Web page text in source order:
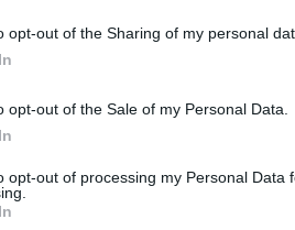
opt-out of the Sharing of my personal
opt-out of the Sale of my Personal Data.
opt-out of processing my Personal Data
tehát mai tudásunk
a teraszok
az üzletek is